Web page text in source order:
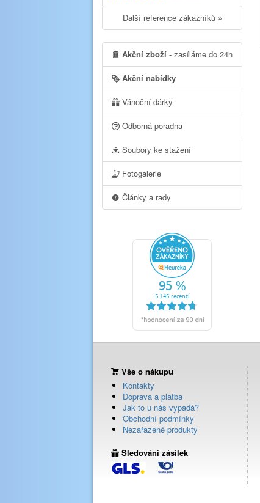
Další reference zákazníků »
Akční zboží - zasíláme do 24h
Akční nabídky
Vánoční dárky
Odborná poradna
Soubory ke stažení
Fotogalerie
Články a rady
Vše o nákupu
Kontakty
Doprava a platba
Jak to u nás vypadá?
Obchodní podmínky
Nezařazené produkty
Sledování zásilek